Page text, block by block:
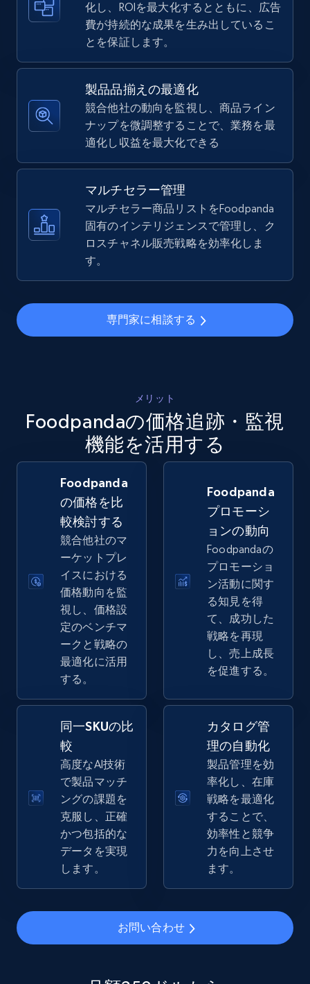
URL, Title, Available, Description, Currency, Initial
price, Final price, Discount percent, and more.
5.4K+ 668+ 今すぐ始める
TikTok Shop - Collect TikTok shop products
by keywords search
URL, Title, Available, Description, Currency, Initial
price, Final price, Discount percent, and more.
5.4K+ 668+ 今すぐ始める
URL, Title, Available, Description, Currency, Initial
price, Final price, Discount percent, and more.
Amazon sellers info
Seller id, URL, Seller name, Description, Detailed
2.5K+ 378+ 今すぐ始める
eBay
URL, Product id, Title, Seller name, Seller rating,
Seller reviews, Breadcrumbs, Root category, and
more.
2.5K+ 359+ 今すぐ始める
eBay - Gather data on products using
specified keywords
URL, Product id, Title, Seller name, Seller rating,
Seller reviews, Breadcrumbs, Root category, and
more.
2.5K+ 359+ 今すぐ始める
eBay - Collect products from shops on eBay
URL, Product id, Title, Seller name, Seller rating,
Seller reviews, Breadcrumbs, Root category, and
化し、ROIを最大化するとともに、広告
費が持続的な成果を生み出しているこ
とを保証します。
製品品揃えの最適化
競合他社の動向を監視し、商品ライン
ナップを微調整することで、業務を最
適化し収益を最大化できる
マルチセラー管理
マルチセラー商品リストをFoodpanda
固有のインテリジェンスで管理し、ク
ロスチャネル販売戦略を効率化しま
す。
専門家に相談する
メリット
Foodpandaの価格追跡・監視
機能を活用する
Foodpanda
の価格を比
較検討する
競合他社のマ
ーケットプレ
イスにおける
価格動向を監
視し、価格設
定のベンチマ
ークと戦略の
最適化に活用
する。
Foodpanda
プロモーシ
ョンの動向
Foodpandaの
プロモーショ
ン活動に関す
る知見を得
て、成功した
戦略を再現
し、売上成長
を促進する。
同一SKUの比
較
高度なAI技術
で製品マッチ
ングの課題を
克服し、正確
かつ包括的な
データを実現
します。
カタログ管
理の自動化
製品管理を効
率化し、在庫
戦略を最適化
することで、
効率性と競争
力を向上させ
ます。
お問い合わせ